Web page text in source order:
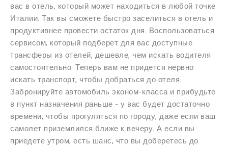
вас в отель, который может находиться в любой точке
Италии. Так вы сможете быстро заселиться в отель и
продуктивнее провести остаток дня. Воспользоваться
сервисом, который подберет для вас доступные
трансферы из отелей, дешевле, чем искать водителя
самостоятельно. Теперь вам не придется нервно
искать транспорт, чтобы добраться до отеля.
Забронируйте автомобиль эконом-класса и прибудьте
в пункт назначения раньше - у вас будет достаточно
времени, чтобы прогуляться по городу, даже если ваш
самолет приземлился ближе к вечеру. А если вы
приедете утром, есть шанс, что вы доберетесь до